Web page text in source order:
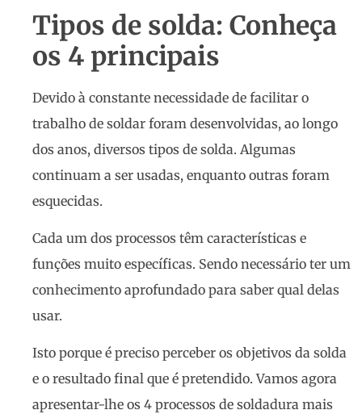
Tipos de solda: Conheça
os 4 principais
Devido à constante necessidade de facilitar o
trabalho de soldar foram desenvolvidas, ao longo
dos anos, diversos tipos de solda. Algumas
continuam a ser usadas, enquanto outras foram
esquecidas.
Cada um dos processos têm características e
funções muito específicas. Sendo necessário ter um
conhecimento aprofundado para saber qual delas
usar.
Isto porque é preciso perceber os objetivos da solda
e o resultado final que é pretendido. Vamos agora
apresentar-lhe os 4 processos de soldadura mais